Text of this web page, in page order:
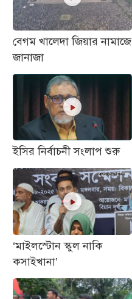
বেগম খালেদা জিয়ার নামাজে
জানাজা
ইসির নির্বাচনী সংলাপ শুরু
‘মাইলস্টোন স্কুল নাকি
কসাইখানা’